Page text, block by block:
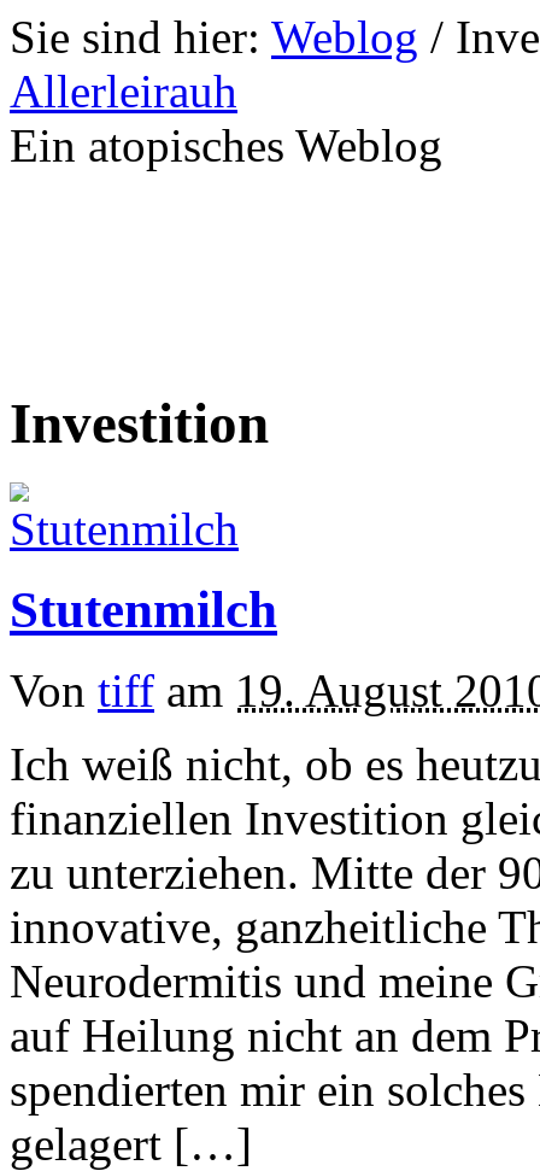
Sie sind hier: Weblog /
Allerleirauh
Ein atopisches Weblog
Investition
Stutenmilch
Von tiff am 19. August
Ich weiß nicht, ob es
finanziellen Investition
zu unterziehen. Mitte der
innovative, ganzheitliche
Neurodermitis und meine
auf Heilung nicht an dem
spendierten mir ein
gelagert […]